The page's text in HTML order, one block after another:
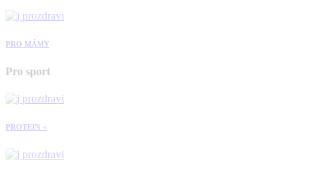
PRO MÁMY
Pro sport
PROTEIN +